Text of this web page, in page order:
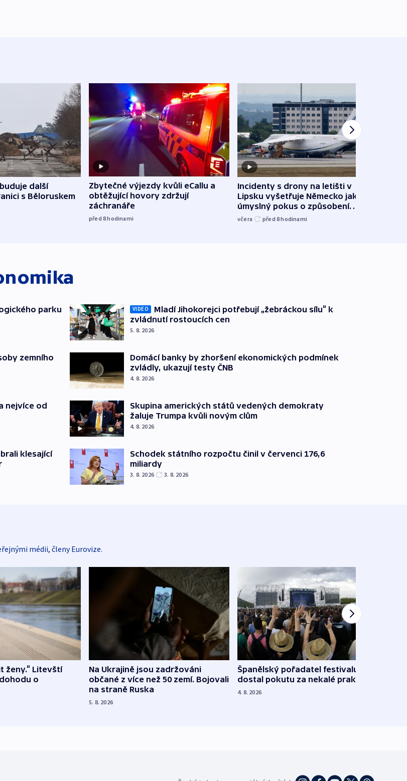
další
s Běloruskem
Zbytečné výjezdy kvůli eCallu a
obtěžující hovory zdržují
záchranáře
před 8hodinami
Incidenty s drony na letišti v
Lipsku vyšetřuje Německo jako
úmyslný pokus o způsobení
exploze
včera před 8hodinami
parku
zemního
nejvíce od
klesající
VIDEO
Mladí Jihokorejci potřebují „žebráckou sílu“ k
zvládnutí rostoucích cen
5. 8. 2026
Domácí banky by zhoršení ekonomických podmínek
zvládly, ukazují testy ČNB
4. 8. 2026
Skupina amerických států vedených demokraty
žaluje Trumpa kvůli novým clům
4. 8. 2026
Schodek státního rozpočtu činil v červenci 176,6
miliardy
3. 8. 2026 3. 8. 2026
médii, členy Eurovize.
ženy.“ Litevští
o
Na Ukrajině jsou zadržováni
občané z více než 50 zemí. Bojovali
na straně Ruska
5. 8. 2026
Španělský pořadatel festivalu
dostal pokutu za nekalé praktiky
4. 8. 2026